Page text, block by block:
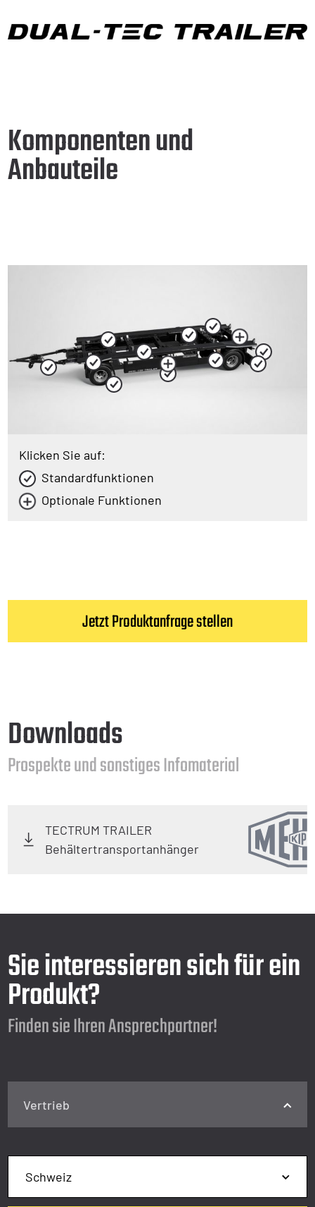
Komponenten und
Anbauteile
Klicken Sie auf:
Standardfunktionen
Optionale Funktionen
Jetzt Produktanfrage stellen
Downloads
Prospekte und sonstiges Infomaterial
TECTRUM TRAILER
Behältertransportanhänger
Sie interessieren sich für ein
Produkt?
Finden sie Ihren Ansprechpartner!
Vertrieb